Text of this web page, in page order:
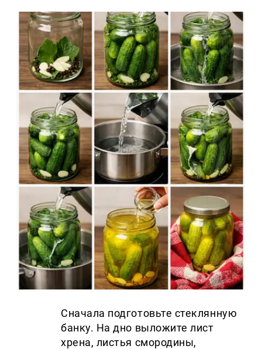
Сначала подготовьте стеклянную
банку. На дно выложите лист
хрена, листья смородины,